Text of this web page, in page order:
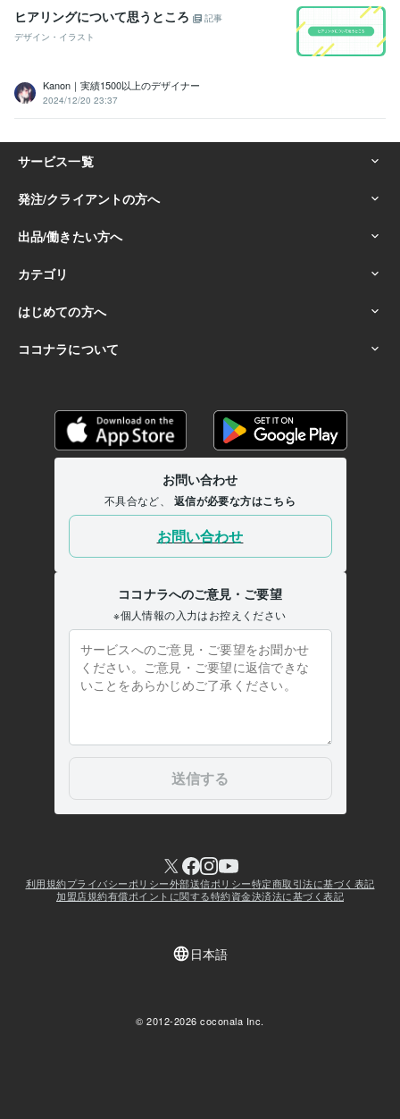
ヒアリングについて思うところ
記事
デザイン・イラスト
Kanon｜実績1500以上のデザイナー
2024/12/20 23:37